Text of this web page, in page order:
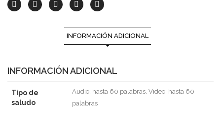
INFORMACIÓN ADICIONAL
INFORMACIÓN ADICIONAL
Tipo de
saludo
Audio, hasta 60 palabras, Video, hasta 60
palabras